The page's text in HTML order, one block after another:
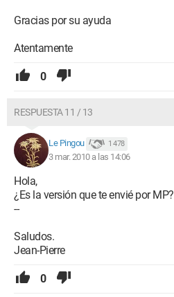
Gracias por su ayuda
Atentamente
0
RESPUESTA 11 / 13
Le Pingou 1 478
3 mar. 2010 a las 14:06
Hola,
¿Es la versión que te envié por MP?
--
Saludos.
Jean-Pierre
0